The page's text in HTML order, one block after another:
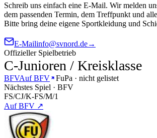
Schreib uns einfach eine E-Mail. Wir melden
dem passenden Termin, dem Treffpunkt und
Bitte bring deine eigene Sportkleidung und
E-Mailinfo@svnord.de→
Offizieller Spielbetrieb
C-Junioren / Kreisklasse
BFVAuf BFV
FuPa · nicht gelistet
Nächstes Spiel · BFV
FS/CJ/K-FS/M/1
Auf BFV ↗